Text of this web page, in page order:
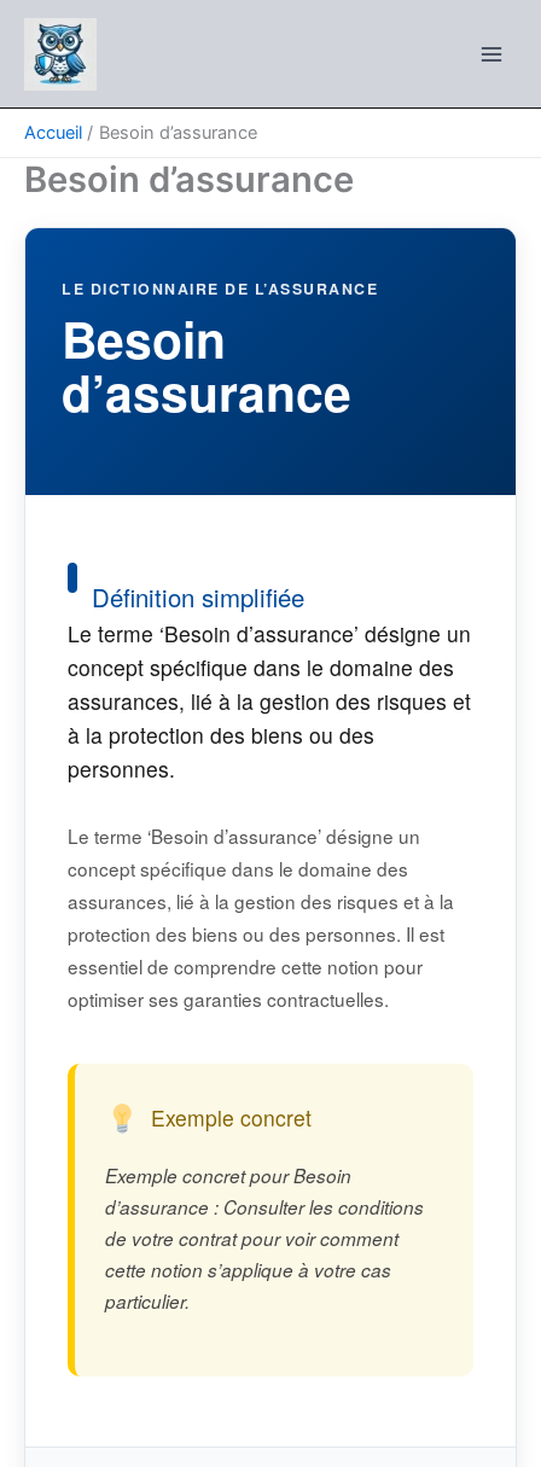
contenu
Accueil Besoin d’assurance
Besoin d’assurance
LE DICTIONNAIRE DE L’ASSURANCE
Besoin
d’assurance
Définition simplifiée
Le terme ‘Besoin d’assurance’ désigne un
concept spécifique dans le domaine des
assurances, lié à la gestion des risques et
à la protection des biens ou des
personnes.
Le terme ‘Besoin d’assurance’ désigne un
concept spécifique dans le domaine des
assurances, lié à la gestion des risques et à la
protection des biens ou des personnes. Il est
essentiel de comprendre cette notion pour
optimiser ses garanties contractuelles.
Exemple concret
Exemple concret pour Besoin
d’assurance : Consulter les conditions
de votre contrat pour voir comment
cette notion s’applique à votre cas
particulier.